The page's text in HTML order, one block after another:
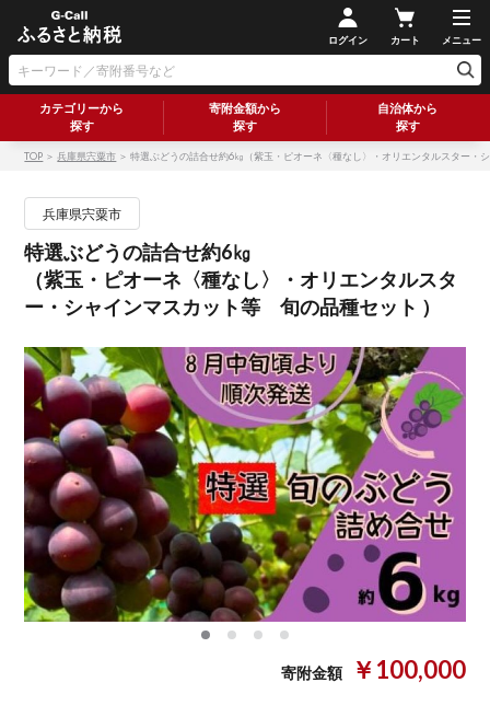
ログイン カート メニュー
カテゴリーから
探す
寄附金額から
探す
自治体から
探す
TOP ＞兵庫県宍粟市 ＞ 特選ぶどうの詰合せ約6㎏（紫玉・ピオーネ〈種なし〉・オリエンタルスター
兵庫県宍粟市
特選ぶどうの詰合せ約6㎏
（紫玉・ピオーネ〈種なし〉・オリエンタルスタ
ー・シャインマスカット等 旬の品種セット ）
寄附金額 ￥100,000